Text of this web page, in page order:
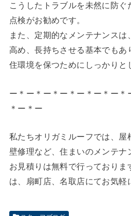
こうしたトラブルを未然に防
点検がお勧めです。
また、定期的なメンテナンス
高め、長持ちさせる基本でもあ
住環境を保つためにしっかりと
ー＊ー＊ー＊ー＊ー＊ー＊ー＊
＊ー＊ー
私たちオリガミルーフでは、屋
壁修理など、住まいのメンテナ
お見積りは無料で行っておりま
は、扇町店、名取店にてお気軽